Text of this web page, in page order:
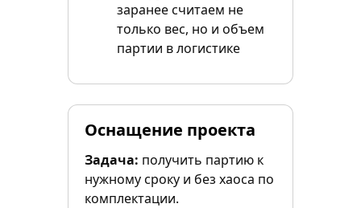
заранее считаем не
только вес, но и объем
партии в логистике
Оснащение проекта
Задача: получить партию к
нужному сроку и без хаоса по
комплектации.